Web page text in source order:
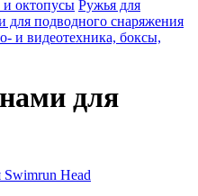
и октопусы Ружья для
для подводного снаряжения
и видеотехника, боксы,
для